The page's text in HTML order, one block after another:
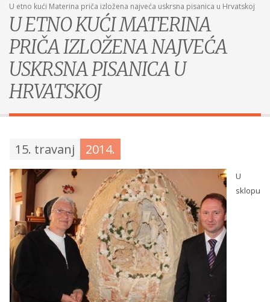
U etno kući Materina priča izložena najveća uskrsna pisanica u Hrvatskoj
U ETNO KUĆI MATERINA
PRIČA IZLOŽENA NAJVEĆA
USKRSNA PISANICA U
HRVATSKOJ
15. travanj 2014.
U
sklopu